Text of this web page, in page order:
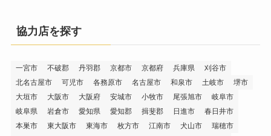
協力店を探す
一宮市 不破郡 丹羽郡 京都市 京都府 兵庫県
刈谷市
北名古屋市
可児市 各務原市 名古屋市 和泉市 土岐市
堺市
大垣市
大阪市 大阪府 安城市 小牧市 尾張旭市
岐阜市
岐阜県
岩倉市 愛知県 愛知郡 揖斐郡 日進市
春日井市
本巣市
東大阪市 東海市 枚方市 江南市 犬山市 瑞穂市